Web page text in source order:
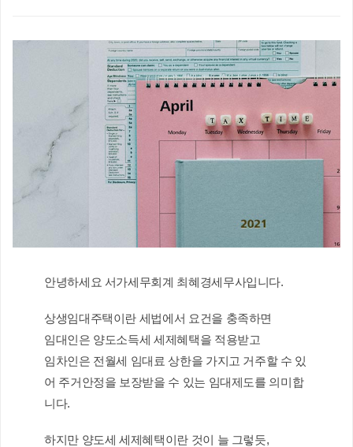
안녕하세요 서가세무회계 최혜경세무사입니다.
상생임대주택이란 세법에서 요건을 충족하면
임대인은 양도소득세 세제혜택을 적용받고
임차인은 전월세 임대료 상한을 가지고 거주할 수 있
어 주거안정을 보장받을 수 있는 임대제도를 의미합
니다.
하지만 양도세 세제혜택이란 것이 늘 그렇듯,